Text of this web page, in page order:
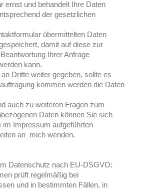
ernst und behandelt Ihre Daten
der gesetzlichen
übermittelten Daten
damit auf diese zur
Ihrer Anfrage
kann.
Dritte weiter gegeben, sollte es
kommen werden die Daten
auch zu weiteren Fragen zum
Daten können Sie sich
im Impressum aufgeführten
an mich wenden.
Datenschutz nach EU-DSGVO:
prüft regelmäßig bei
und in bestimmten Fällen, in